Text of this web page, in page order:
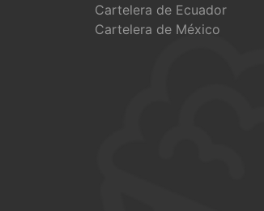
Cartelera de Ecuador
Cartelera de México